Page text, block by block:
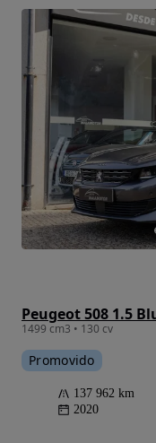
Peugeot 508 1.5
1499 cm3 • 130 cv
Promovido
137 962 km
2020